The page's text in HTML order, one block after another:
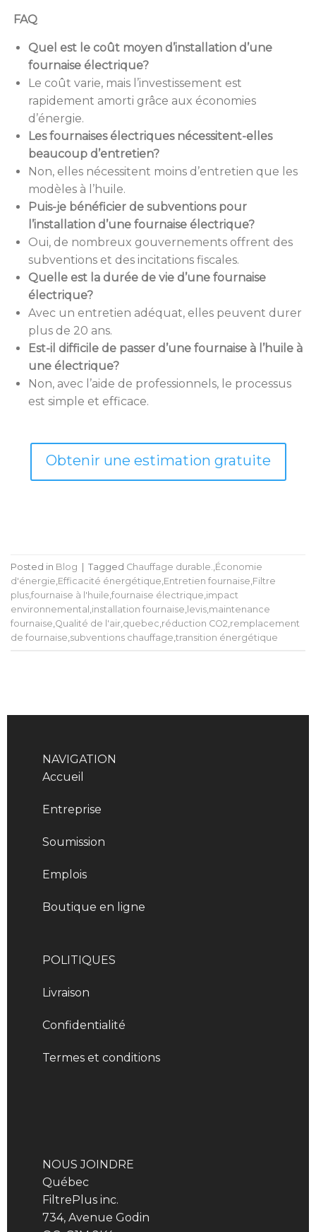
FAQ
Quel est le coût moyen d’installation d’une
fournaise électrique?
Le coût varie, mais l’investissement est
rapidement amorti grâce aux économies
d’énergie.
Les fournaises électriques nécessitent-elles
beaucoup d’entretien?
Non, elles nécessitent moins d’entretien que les
modèles à l’huile.
Puis-je bénéficier de subventions pour
l’installation d’une fournaise électrique?
Oui, de nombreux gouvernements offrent des
subventions et des incitations fiscales.
Quelle est la durée de vie d’une fournaise
électrique?
Avec un entretien adéquat, elles peuvent durer
plus de 20 ans.
Est-il difficile de passer d’une fournaise à l’huile à
une électrique?
Non, avec l’aide de professionnels, le processus
est simple et efficace.
Obtenir une estimation gratuite
Posted in Blog Tagged Chauffage durable. Économie
d'énergie Efficacité énergétique Entretien fournaise Filtre
plus fournaise à l'huile fournaise électrique impact
environnemental installation fournaise levis maintenance
fournaise Qualité de l'air quebec réduction CO2 remplacement
de fournaise subventions chauffage transition énergétique
NAVIGATION
Accueil
Entreprise
Soumission
Emplois
Boutique en ligne
POLITIQUES
Livraison
Confidentialité
Termes et conditions
NOUS JOINDRE
Québec
FiltrePlus inc.
734, Avenue Godin